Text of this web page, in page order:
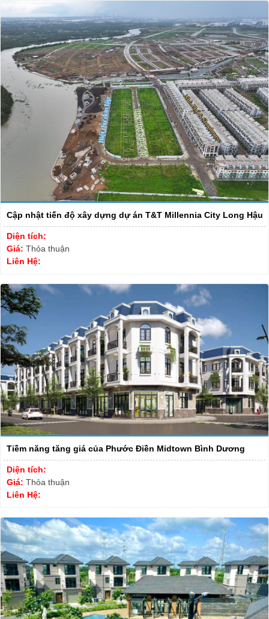
Cập nhật tiến độ xây dựng dự án T&T Millennia City Long Hậu
Diện tích:
Giá: Thỏa thuận
Liên Hệ:
Tiềm năng tăng giá của Phước Điền Midtown Bình Dương
Diện tích:
Giá: Thỏa thuận
Liên Hệ: